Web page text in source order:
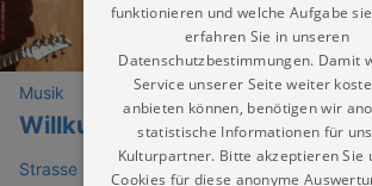
Musik
Willkuer
Strasse E (Reithalle, Bunker)
funktionieren und welche Aufgabe
erfahren Sie in unseren
Datenschutzbestimmungen. Damit
Service unserer Seite weiter
anbieten können, benötigen wir
statistische Informationen für
Kulturpartner. Bitte akzeptieren Sie
Cookies für diese anonyme